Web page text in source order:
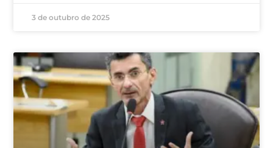
3 de outubro de 2025